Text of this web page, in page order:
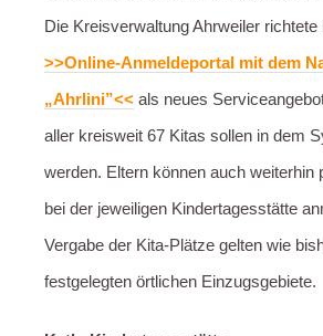
Die Kreisverwaltung Ahrweiler richtete
>>Online-Anmeldeportal mit dem
„Ahrlini”<< als neues
aller kreisweit 67 Kitas sollen in dem
werden. Eltern können auch weiterhin
bei der jeweiligen Kindertagesstätte
Vergabe der Kita-Plätze gelten wie
festgelegten örtlichen Einzugsgebiete.